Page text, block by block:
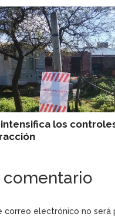
los
comentario
correo electrónico no será